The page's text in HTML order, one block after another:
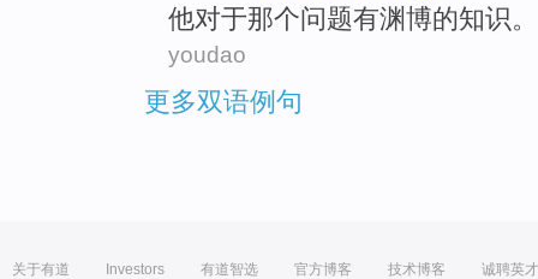
他对于那个问题有渊博的知识。
youdao
更多双语例句
关于有道 Investors 有道智选 官方博客 技术博客 诚聘英才